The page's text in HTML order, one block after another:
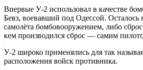
Впервые У-2 использовал в качестве
Бевз, воевавший под Одессой.
самолёта бомбовооружением, либо
кем производился сброс — самим
У-2 широко применялись для так
расположения войск противника.